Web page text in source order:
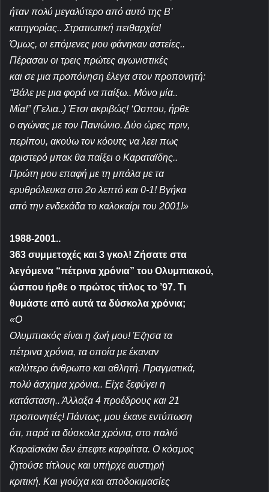
ήταν πολύ μεγαλύτερο από αυτό της Β’
κατηγορίας.. Στρατιωτική πειθαρχία!
Όμως, οι επόμενες μου φάνηκαν αστείες..
Πέρασαν οι τρεις πρώτες αγωνιστικές
και σε μια προπόνηση έλεγα στον προπονητή:
“Βάλε με μια φορά να παίξω.. Μόνο μία..
Μία!” (Γελια..) Έτσι ακριβώς! ‘Ωσπου, ήρθε
ο αγώνας με τον Πανιώνιο. Δύο ώρες πριν,
περίπου, ακούω τον κόουτς να λεει πως
αριστερό μπακ θα παίξει ο Καραταϊδης..
Πρώτη μου επαφή με τη μπάλα με τα
ερυθρόλευκα στο 2ο λεπτό και 0-1! Βγήκα
από την ενδεκάδα το καλοκαίρι του 2001!»
1988-2001..
363 συμμετοχές και 3 γκολ! Ζήσατε στα
λεγόμενα “πέτρινα χρόνια” του Ολυμπιακού,
ώσπου ήρθε ο πρώτος τίτλος το ’97. Τι
θυμάστε από αυτά τα δύσκολα χρόνια;
«Ο
Ολυμπιακός είναι η ζωή μου! Έζησα τα
πέτρινα χρόνια, τα οποία με έκαναν
καλύτερο άνθρωπο και αθλητή. Πραγματικά,
πολύ άσχημα χρόνια.. Είχε ξεφύγει η
κατάσταση.. Άλλαξα 4 προέδρους και 21
προπονητές! Πάντως, μου έκανε εντύπωση
ότι, παρά τα δύσκολα χρόνια, στο παλιό
Καραϊσκάκι δεν έπεφτε καρφίτσα. Ο κόσμος
ζητούσε τίτλους και υπήρχε αυστηρή
κριτική. Και γιούχα και αποδοκιμασίες